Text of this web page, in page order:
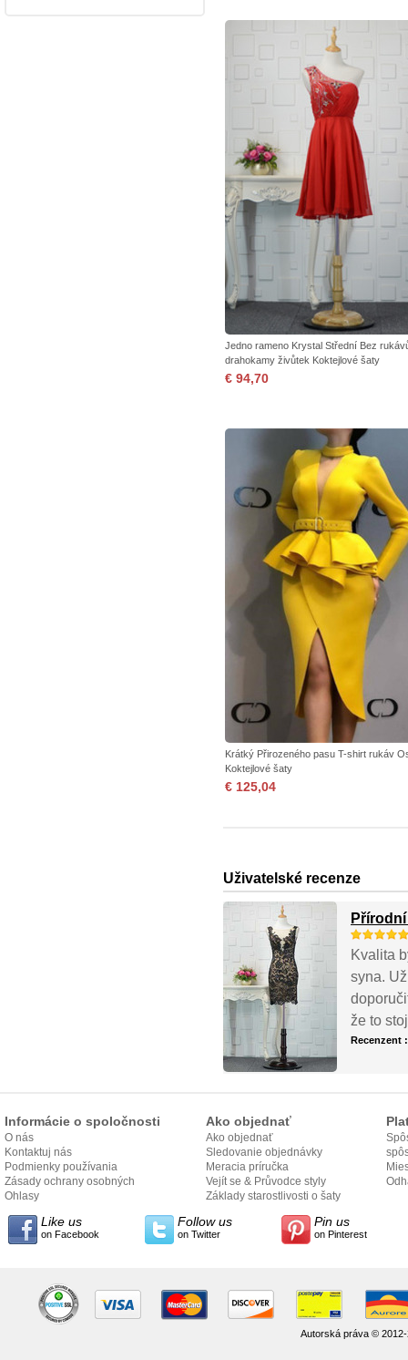
Jedno rameno Krystal Střední Bez
drahokamy živůtek Koktejlové šaty
€ 94,70
Krátký Přirozeného pasu T-shirt rukáv
Koktejlové šaty
€ 125,04
Uživatelské recenze
Kvalita
syna.
že to
Recenzent
Informácie o spoločnosti
O nás
Kontaktuj nás
Podmienky používania
Zásady ochrany osobných
údajov
Ohlasy
Ako objednať
Ako objednať
Sledovanie objednávky
Meracia príručka
Vejít se & Průvodce styly
Základy starostlivosti o šaty
Like us
on Facebook
Follow us
on Twitter
Pin us
on Pinterest
Autorská práva ©